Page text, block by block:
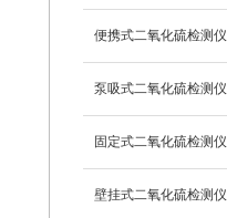
便携式二氧化硫检测仪
泵吸式二氧化硫检测仪
固定式二氧化硫检测仪
壁挂式二氧化硫检测仪